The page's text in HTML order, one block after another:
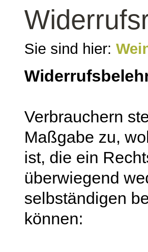
Sie sind hier:
Verbrauchern
Maßgabe zu,
ist, die ein
überwiegend
selbständigen
können: